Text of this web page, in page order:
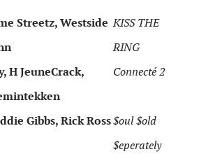
Streetz, Westside KISS THE
RING
H JeuneCrack,
Connecté 2
Gibbs, Rick Ross$oul $old
$eperately